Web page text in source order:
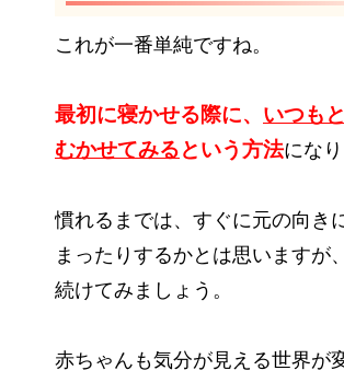
これが一番単純ですね。
最初に寝かせる際に、 いつも
むかせてみるという方法になり
慣れるまでは、すぐに元の向き
まったりするかとは思いますが
続けてみましょう。
赤ちゃんも気分が見える世界が